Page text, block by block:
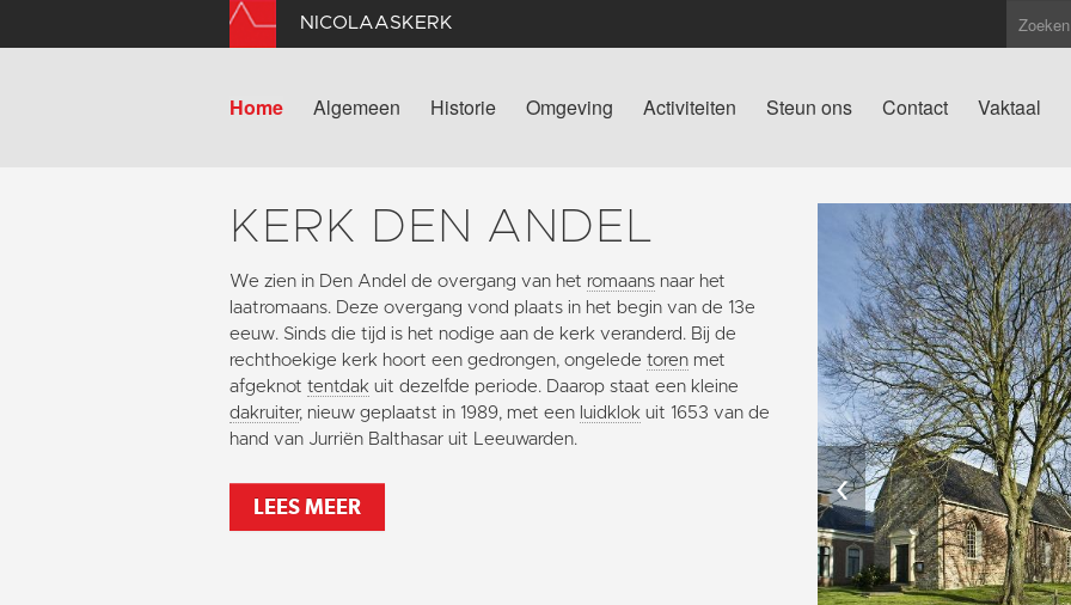
NICOLAASKERK
Home Algemeen Historie Omgeving Activiteiten Steun ons Contact Vaktaal
KERK DEN ANDEL
We zien in Den Andel de overgang van het romaans naar het
laatromaans. Deze overgang vond plaats in het begin van de 13e
eeuw. Sinds die tijd is het nodige aan de kerk veranderd. Bij de
rechthoekige kerk hoort een gedrongen, ongelede toren met
afgeknot tentdak uit dezelfde periode. Daarop staat een kleine
dakruiter, nieuw geplaatst in 1989, met een luidklok uit 1653 van de
hand van Jurriën Balthasar uit Leeuwarden.
LEES MEER ‹